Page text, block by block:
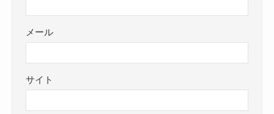
メール
サイト